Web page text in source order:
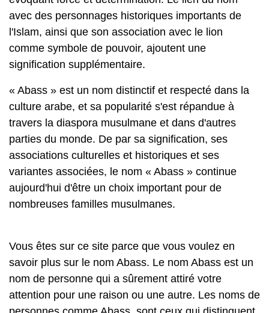
avec des personnages historiques importants de
l'Islam, ainsi que son association avec le lion
comme symbole de pouvoir, ajoutent une
signification supplémentaire.
« Abass » est un nom distinctif et respecté dans la
culture arabe, et sa popularité s'est répandue à
travers la diaspora musulmane et dans d'autres
parties du monde. De par sa signification, ses
associations culturelles et historiques et ses
variantes associées, le nom « Abass » continue
aujourd'hui d'être un choix important pour de
nombreuses familles musulmanes.
Vous êtes sur ce site parce que vous voulez en
savoir plus sur le nom Abass. Le nom Abass est un
nom de personne qui a sûrement attiré votre
attention pour une raison ou une autre. Les noms de